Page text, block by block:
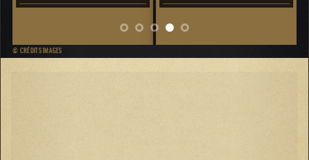
© CRÉDITS IMAGES